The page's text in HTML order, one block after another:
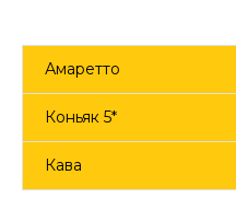
Амаретто
Коньяк 5*
Кава